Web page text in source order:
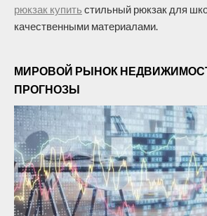
рюкзак купить стильный рюкзак для
качественными материалами.
МИРОВОЙ РЫНОК
ПРОГНОЗЫ